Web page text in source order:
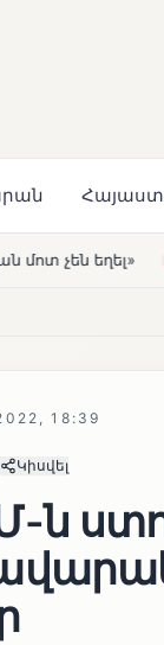
Սուրբ
18:39
Կիսվել
ն